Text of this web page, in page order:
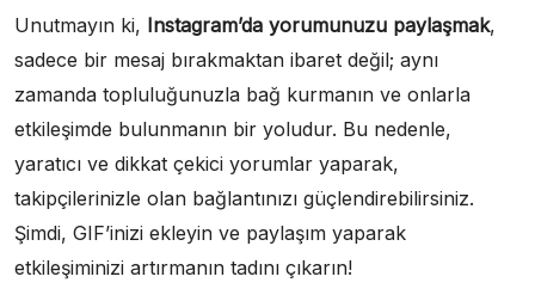
Unutmayın ki, Instagram’da yorumunuzu paylaşmak,
sadece bir mesaj bırakmaktan ibaret değil; aynı
zamanda topluluğunuzla bağ kurmanın ve onlarla
etkileşimde bulunmanın bir yoludur. Bu nedenle,
yaratıcı ve dikkat çekici yorumlar yaparak,
takipçilerinizle olan bağlantınızı güçlendirebilirsiniz.
Şimdi, GIF’inizi ekleyin ve paylaşım yaparak
etkileşiminizi artırmanın tadını çıkarın!